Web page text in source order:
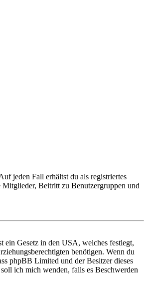
jeden Fall erhältst du als registriertes
Beitritt zu Benutzergruppen und
ein Gesetz in den USA, welches festlegt,
benötigen. Wenn du
phpBB Limited und der Besitzer dieses
ich mich wenden, falls es Beschwerden